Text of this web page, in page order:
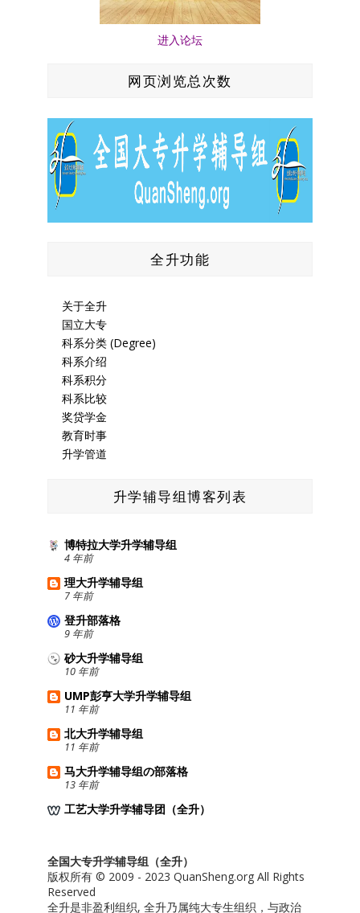
进入论坛
网页浏览总次数
全升功能
关于全升
国立大专
科系分类 (Degree)
科系介绍
科系积分
科系比较
奖贷学金
教育时事
升学管道
升学辅导组博客列表
博特拉大学升学辅导组
4 年前
理大升学辅导组
7 年前
登升部落格
9 年前
砂大升学辅导组
10 年前
UMP彭亨大学升学辅导组
11 年前
北大升学辅导组
11 年前
马大升学辅导组の部落格
13 年前
工艺大学升学辅导团（全升）
全国大专升学辅导组（全升）
版权所有 © 2009 - 2023 QuanSheng.org All Rights
Reserved
全升是非盈利组织, 全升乃属纯大专生组织，与政治